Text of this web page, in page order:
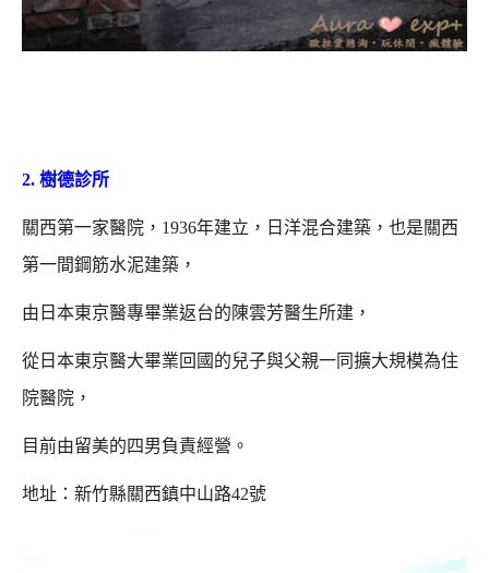
2. 樹德診所
關西第一家醫院，1936年建立，日洋混合建築，也是關西
第一間鋼筋水泥建築，
由日本東京醫專畢業返台的陳雲芳醫生所建，
從日本東京醫大畢業回國的兒子與父親一同擴大規模為住
院醫院，
目前由留美的四男負責經營。
地址：新竹縣關西鎮中山路42號